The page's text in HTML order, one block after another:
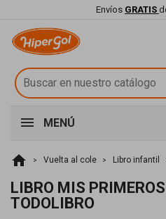
Envíos GRATIS
MENÚ
home Vuelta al cole Libro infantil
LIBRO MIS
TODOLIBRO